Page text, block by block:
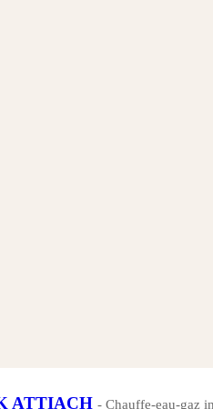
ATTIACH - Chauffe-eau-gaz